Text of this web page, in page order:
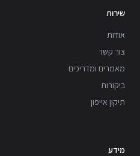
שירות
אודות
צור קשר
מאמרים ומדריכים
ביקורות
תיקון אייפון
מידע